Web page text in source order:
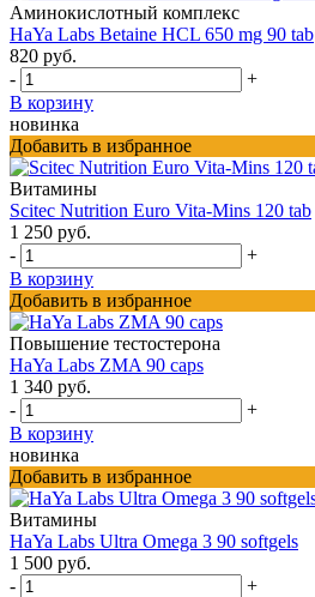
Аминокислотный комплекс
HaYa Labs Betaine HCL 650 mg 90 tab
820 руб.
-
+
В корзину
новинка
Добавить в избранное
Витамины
Scitec Nutrition Euro Vita-Mins 120 tab
1 250 руб.
-
+
В корзину
Добавить в избранное
Повышение тестостерона
HaYa Labs ZMA 90 caps
1 340 руб.
-
+
В корзину
новинка
Добавить в избранное
Витамины
HaYa Labs Ultra Omega 3 90 softgels
1 500 руб.
-
+